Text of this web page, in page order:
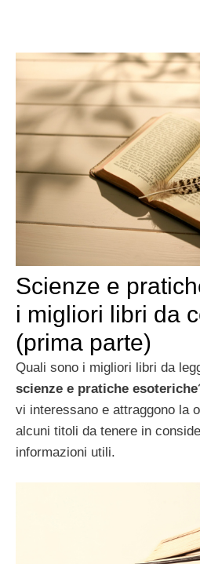
Scienze e
i migliori libri da
(prima parte)
Quali sono i migliori libri da
scienze e pratiche esoteriche
vi interessano e attraggono la
alcuni titoli da tenere in
informazioni utili.